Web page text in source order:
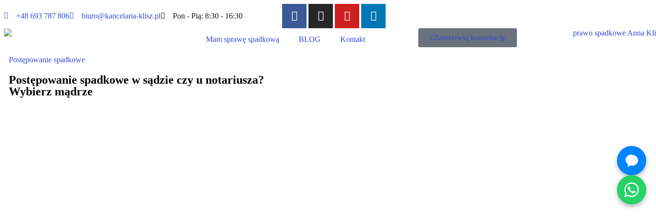
+48 693 787 806 biuro@kancelaria-klisz.pl Pon - Pią: 8:30 - 16:30
Mam sprawę spadkową BLOG Kontakt Zarezerwuj konsultację
Postępowanie spadkowe
Postępowanie spadkowe w sądzie czy u notariusza?
Wybierz mądrze